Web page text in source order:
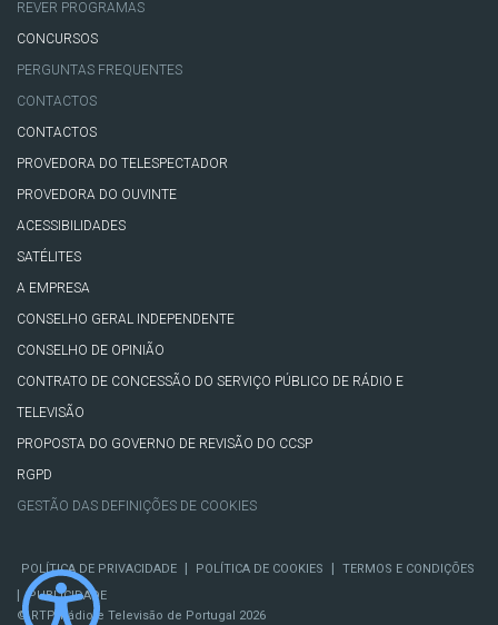
REVER PROGRAMAS
CONCURSOS
PERGUNTAS FREQUENTES
CONTACTOS
CONTACTOS
PROVEDORA DO TELESPECTADOR
PROVEDORA DO OUVINTE
ACESSIBILIDADES
SATÉLITES
A EMPRESA
CONSELHO GERAL INDEPENDENTE
CONSELHO DE OPINIÃO
CONTRATO DE CONCESSÃO DO SERVIÇO PÚBLICO DE RÁDIO E
TELEVISÃO
PROPOSTA DO GOVERNO DE REVISÃO DO CCSP
RGPD
GESTÃO DAS DEFINIÇÕES DE COOKIES
POLÍTICA DE PRIVACIDADE | POLÍTICA DE COOKIES | TERMOS E CONDIÇÕES
|
PUBLICIDADE
© RTP, Rádio e Televisão de Portugal 2026